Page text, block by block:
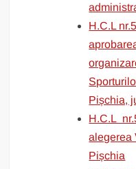
H.C.L
Pișchia,
H.C.L
alegerea
Pișchia